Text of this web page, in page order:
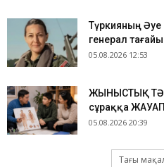
Түркияның Әуе
генерал
05.08.2026 12:53
ЖЫНЫСТЫҚ
сұраққа ЖАУАП
05.08.2026 20:39
Тағы